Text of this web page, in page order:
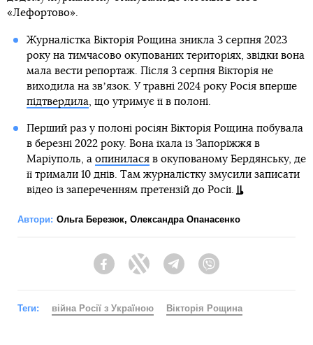
«Лефортово».
Журналістка Вікторія Рощина зникла 3 серпня 2023
року на тимчасово окупованих територіях, звідки вона
мала вести репортаж. Після 3 серпня Вікторія не
виходила на звʼязок. У травні 2024 року Росія вперше
підтвердила, що утримує її в полоні.
Перший раз у полоні росіян Вікторія Рощина побувала
в березні 2022 року. Вона їхала із Запоріжжя в
Маріуполь, а опиниласяв окупованому Бердянську, де
її тримали 10 днів. Там журналістку змусили записати
відео із запереченням претензій до Росії.
Автори: Ольга Березюк, Олександра Опанасенко
FacebookTwitter Telegram
Теги: війна Росії з Україною Вікторія Рощина